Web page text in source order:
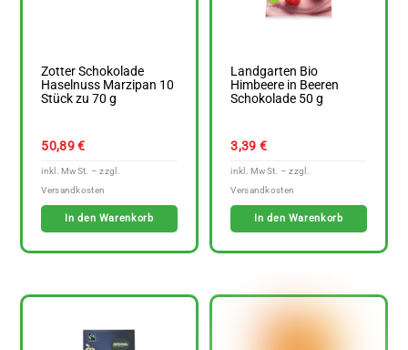
Zotter Schokolade
Haselnuss Marzipan 10
Stück zu 70 g
50,89€
In den Warenkorb
Landgarten Bio
Himbeere in Beeren
Schokolade 50 g
3,39 €
In den Warenkorb